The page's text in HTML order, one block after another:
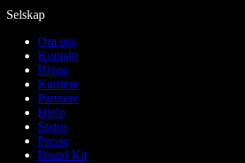
Selskap
Om oss
Kontakt
Blogg
Karriere
Partnere
Hjelp
Status
Presse
Brand Kit